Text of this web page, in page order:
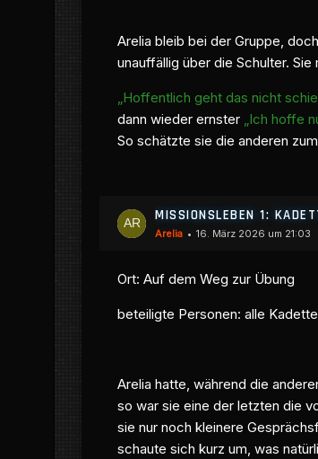
Arelia bleib bei der Gruppe,
unauffällig über die Schulter.
„Hoffentlich geht das nicht
dann wieder ernster „Ich hoffe
So schätzte sie die anderen
MISSIONSLEBEN 1:
Arelia 16. März 2026 um 21:03
Ort: Auf dem Weg zur Übung
beteiligte Personen: alle
Arelia hatte, während die
so war sie eine der letzten die
sie nur noch kleinere
schaute sich kurz um, was